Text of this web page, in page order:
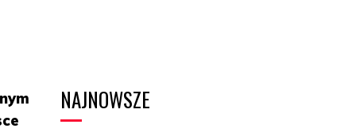
NAJNOWSZE